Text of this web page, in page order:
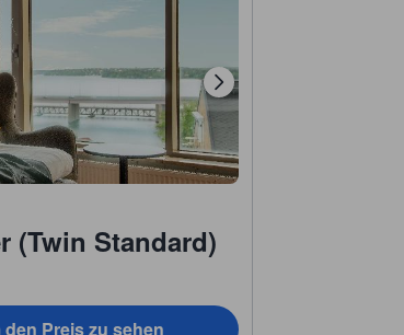
(Twin Standard)
Preis zu sehen